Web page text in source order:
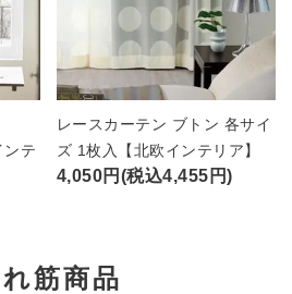
ンテ
レースカーテン ブトン 各サイ
ズ 1枚入【北欧インテリア】
4,050円(税込4,455円)
筋商品